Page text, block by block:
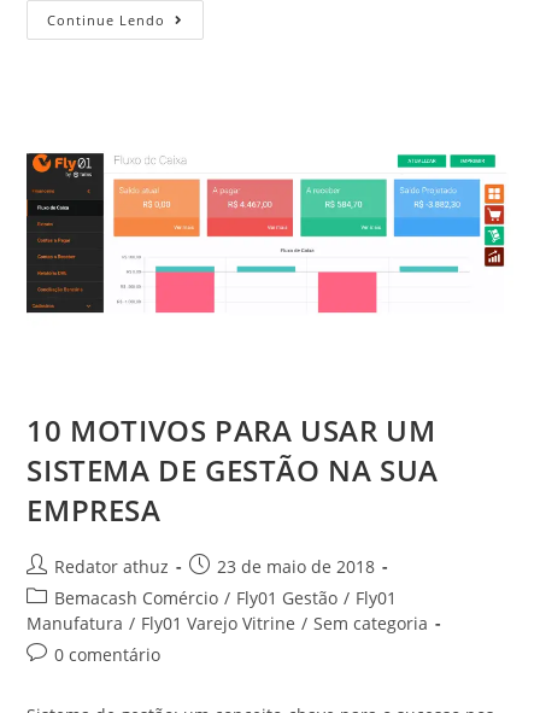
Continue Lendo
10 MOTIVOS PARA USAR UM
SISTEMA DE GESTÃO NA SUA
EMPRESA
Redator athuz
23 de maio de 2018
Bemacash Comércio / Fly01 Gestão / Fly01
Manufatura / Fly01 Varejo Vitrine / Sem categoria
0 comentário